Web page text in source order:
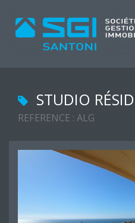
STUDIO
REFERENCE : ALG